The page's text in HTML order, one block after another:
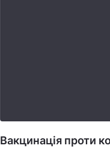
Вакцинація проти